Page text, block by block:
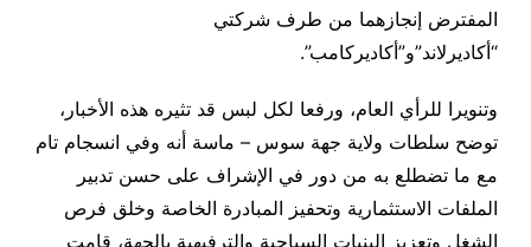
المفترض إنجازهما من طرف شركتي
“أكاديرلاند”و”أكاديركامب”.
وتنويرا للرأي العام، ورفعا لكل لبس قد تثيره هذه الأخبار،
توضح سلطات ولاية جهة سوس – ماسة أنه وفي انسجام تام
مع ما تضطلع به من دور في الإشراف على حسن تدبير
الملفات الاستثمارية وتحفيز المبادرة الخاصة وخلق فرص
الشغل وتعزيز البنيات السياحية والترفيهية بالجهة، قامت